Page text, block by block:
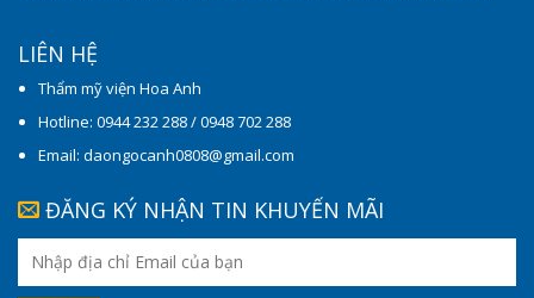
LIÊN HỆ
Thẩm mỹ viện Hoa Anh
Hotline: 0944 232 288 / 0948 702 288
Email: daongocanh0808@gmail.com
ĐĂNG KÝ NHẬN TIN KHUYẾN MÃI